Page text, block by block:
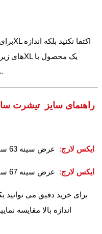
محصول دیگر ممکن است متفاوت باشد.
راهنمای سایز تیشرت
4 ایکس لارج: عرض سینه 63 سانتی متر - قد تیشرت : 75 سانتی متر
5 ایکس لارج: عرض سینه 67 سانتی متر - قد تیشرت : 80 سانتی متر
برای خرید دقیق می توانید
اندازه بالا مقایسه